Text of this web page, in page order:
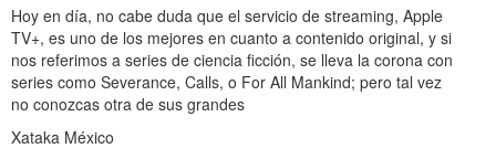
Hoy en día, no cabe duda que el servicio de streaming, Apple
TV+, es uno de los mejores en cuanto a contenido original, y si
nos referimos a series de ciencia ficción, se lleva la corona con
series como Severance, Calls, o For All Mankind; pero tal vez
no conozcas otra de sus grandes
Xataka México